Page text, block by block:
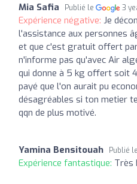
Mia Safia Publié le 3
Expérience négative: Je
l'assistance aux personnes
et que c'est gratuit offert
n'informe pas qu'avec Air
qui donne à 5 kg offert soit
payé que l'on aurait pu
désagréables si ton metier
qqn de plus motivé.
Yamina Bensitouah Publié le
Expérience fantastique: Très